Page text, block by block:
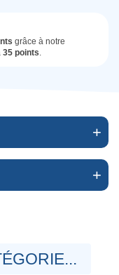
grâce à notre
35 points.